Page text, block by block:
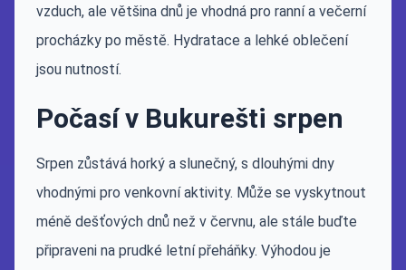
vzduch, ale většina dnů je vhodná pro ranní a večerní
procházky po městě. Hydratace a lehké oblečení
jsou nutností.
Počasí v Bukurešti srpen
Srpen zůstává horký a slunečný, s dlouhými dny
vhodnými pro venkovní aktivity. Může se vyskytnout
méně dešťových dnů než v červnu, ale stále buďte
připraveni na prudké letní přeháňky. Výhodou je